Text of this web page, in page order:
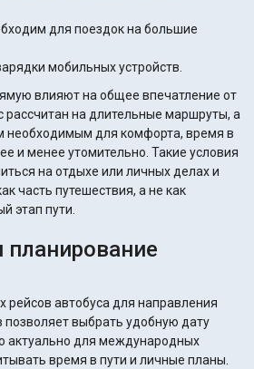
для поездок на большие
мобильных устройств.
влияют на общее впечатление от
рассчитан на длительные маршруты, а
необходимым для комфорта, время в
и менее утомительно. Такие условия
на отдыхе или личных делах и
часть путешествия, а не как
этап пути.
планирование
рейсов автобуса для направления
выбрать удобную дату
актуально для международных
время в пути и личные планы.